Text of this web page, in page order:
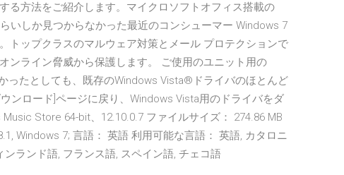
る方法をご紹介します。マイクロソフトオフィス搭載の
いしか見つからなかった最近のコンシューマー Windows 7
トップクラスのマルウェア対策とメール プロテクションで
ンライン脅威から保護します。 ご使用のユニット用の
ったとしても、既存のWindows Vista®ドライバのほとんど
ンロード]ページに戻り、Windows Vista用のドライバをダ
Store 64-bit、12.10.0.7 ファイルサイズ： 274.86 MB
Windows 7; 言語： 英語 利用可能な言語： 英語, カタロニ
ランド語, フランス語, スペイン語, チェコ語